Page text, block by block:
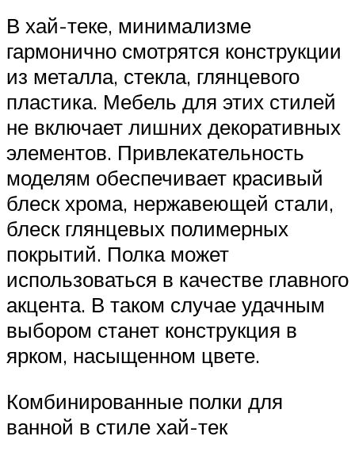
В хай-теке, минимализме
гармонично смотрятся конструкции
из металла, стекла, глянцевого
пластика. Мебель для этих стилей
не включает лишних декоративных
элементов. Привлекательность
моделям обеспечивает красивый
блеск хрома, нержавеющей стали,
блеск глянцевых полимерных
покрытий. Полка может
использоваться в качестве главного
акцента. В таком случае удачным
выбором станет конструкция в
ярком, насыщенном цвете.
Комбинированные полки для
ванной в стиле хай-тек